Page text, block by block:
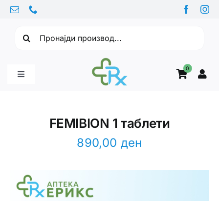
Skip
content
0
Toggle
FEMIBION 1 таблети
890,00 ден